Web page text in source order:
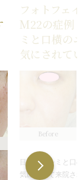
フォトフェ
M22の症例
ミと口横の
気にされて
Before
目の下のシミと口
気にされて来院さ